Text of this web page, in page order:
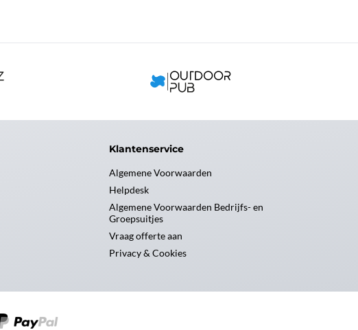
Klantenservice
Algemene Voorwaarden
Helpdesk
Algemene Voorwaarden Bedrijfs- en
Groepsuitjes
Vraag offerte aan
Privacy & Cookies